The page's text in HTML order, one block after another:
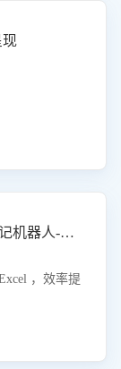
现
抖音小店已发货仅退款拦截登记机器人-八爪鱼
，效率提